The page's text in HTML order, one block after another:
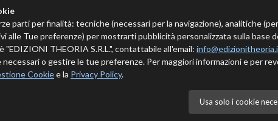
parti per finalità: tecniche (necessari per la navigazione), analitiche
alle Tue preferenze) per mostrarti pubblicità personalizzata sulla base
THEORIA S.R.L.", contattabile all'email:
o gestire le tue preferenze. Per maggiori informazioni e per
Cookiee la Privacy Policy.
Usa solo i cookie